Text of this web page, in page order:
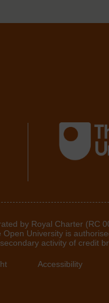
by Royal Charter (RC
University is
activity of credit
Accessibility